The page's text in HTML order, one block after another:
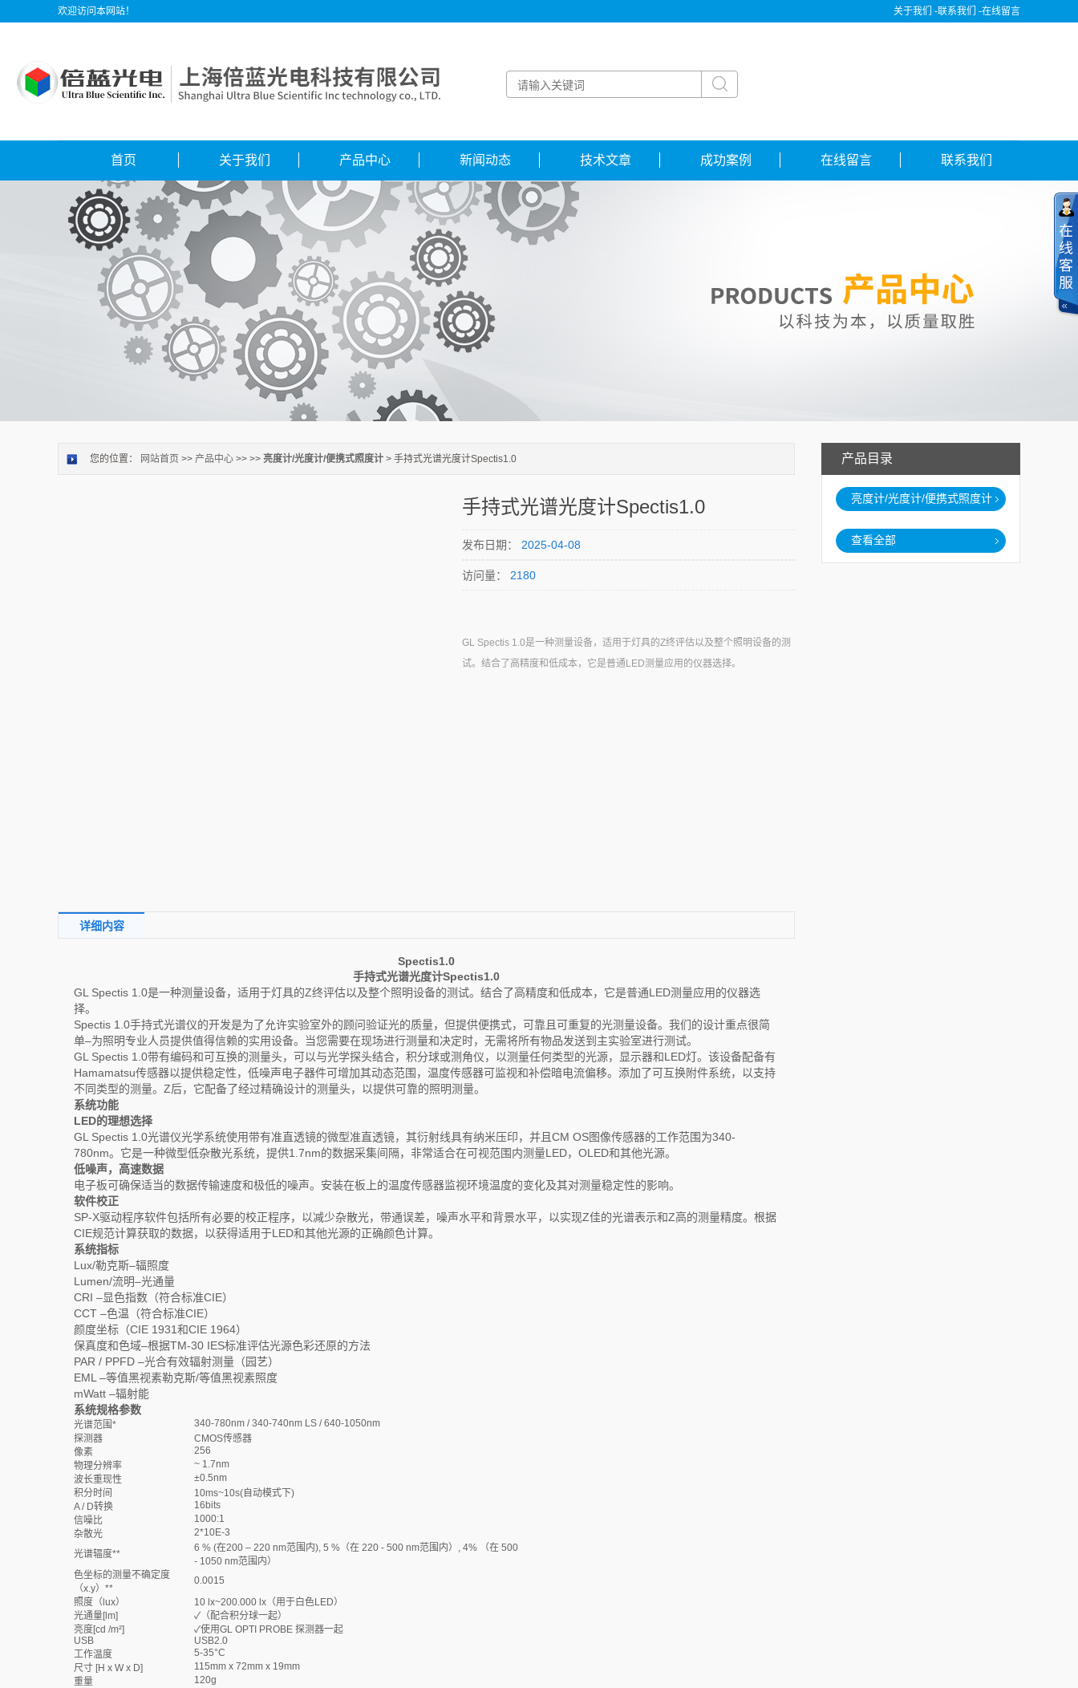
关于我们 -联系我们 -在线留言
欢迎访问本网站！
首页 关于我们 产品中心 新闻动态 技术文章 成功案例 在线留言 联系我们
产品目录
亮度计/光度计/便携式照度计
查看全部
您的位置： 网站首页 >> 产品中心 >> >> 亮度计/光度计/便携式照度计 > 手持式光谱光度计Spectis1.0
手持式光谱光度计Spectis1.0
发布日期： 2025-04-08
访问量： 2180
GL Spectis 1.0是一种测量设备，适用于灯具的Z终评估以及整个照明设备的测
试。结合了高精度和低成本，它是普通LED测量应用的仪器选择。
详细内容
Spectis1.0
手持式光谱光度计Spectis1.0
GL Spectis 1.0是一种测量设备，适用于灯具的Z终评估以及整个照明设备的测试。结合了高精度和低成本，它是普通LED测量应用的仪器选
择。
Spectis 1.0手持式光谱仪的开发是为了允许实验室外的顾问验证光的质量，但提供便携式，可靠且可重复的光测量设备。我们的设计重点很简
单–为照明专业人员提供值得信赖的实用设备。当您需要在现场进行测量和决定时，无需将所有物品发送到主实验室进行测试。
GL Spectis 1.0带有编码和可互换的测量头，可以与光学探头结合，积分球或测角仪，以测量任何类型的光源，显示器和LED灯。该设备配备有
Hamamatsu传感器以提供稳定性，低噪声电子器件可增加其动态范围，温度传感器可监视和补偿暗电流偏移。添加了可互换附件系统，以支持
不同类型的测量。Z后，它配备了经过精确设计的测量头，以提供可靠的照明测量。
系统功能
LED的理想选择
GL Spectis 1.0光谱仪光学系统使用带有准直透镜的微型准直透镜，其衍射线具有纳米压印，并且CM OS图像传感器的工作范围为340-
780nm。它是一种微型低杂散光系统，提供1.7nm的数据采集间隔，非常适合在可视范围内测量LED，OLED和其他光源。
低噪声，高速数据
电子板可确保适当的数据传输速度和极低的噪声。安装在板上的温度传感器监视环境温度的变化及其对测量稳定性的影响。
软件校正
SP-X驱动程序软件包括所有必要的校正程序，以减少杂散光，带通误差，噪声水平和背景水平，以实现Z佳的光谱表示和Z高的测量精度。根据
CIE规范计算获取的数据，以获得适用于LED和其他光源的正确颜色计算。
系统指标
Lux/勒克斯–辐照度
Lumen/流明–光通量
CRI –显色指数（符合标准CIE）
CCT –色温（符合标准CIE）
颜度坐标（CIE 1931和CIE 1964）
保真度和色域–根据TM-30 IES标准评估光源色彩还原的方法
PAR / PPFD –光合有效辐射测量（园艺）
EML –等值黑视素勒克斯/等值黑视素照度
mWatt –辐射能
系统规格参数
光谱范围*
340-780nm / 340-740nm LS / 640-1050nm
探测器
CMOS传感器
像素
256
物理分辨率
~ 1.7nm
波长重现性
±0.5nm
积分时间
10ms~10s(自动模式下)
A / D转换
16bits
信噪比
1000:1
杂散光
2*10E-3
光谱辐度**
6 % (在200 – 220 nm范围内), 5 %（在 220 - 500 nm范围内）, 4% （在 500
- 1050 nm范围内）
色坐标的测量不确定度
（x.y）**
0.0015
照度（lux）
10 lx~200.000 lx（用于白色LED）
光通量[lm]
✓（配合积分球一起）
亮度[cd /m²]
✓使用GL OPTI PROBE 探测器一起
USB
USB2.0
工作温度
5-35°C
尺寸 [H x W x D]
115mm x 72mm x 19mm
重量
120g